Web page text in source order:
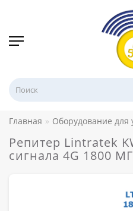
Главная Оборудование для
Репитер Lintratek
сигнала 4G 1800